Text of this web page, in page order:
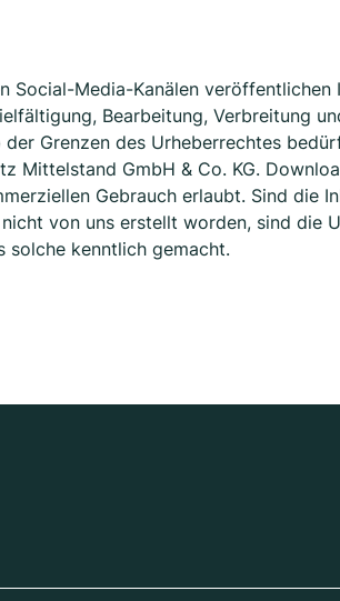
Social-Media-Kanälen veröffentlichen
Bearbeitung, Verbreitung
Grenzen des Urheberrechtes
Mittelstand GmbH & Co. KG.
Gebrauch erlaubt. Sind die
von uns erstellt worden, sind die
solche kenntlich gemacht.